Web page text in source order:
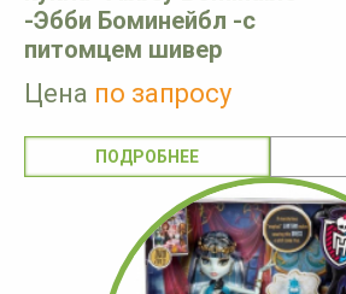
-Эбби Боминейбл -с
питомцем шивер
Цена по запросу
ПОДРОБНЕЕ